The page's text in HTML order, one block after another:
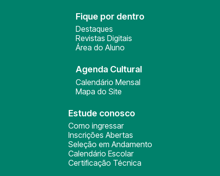
Fique por dentro
Destaques
Revistas Digitais
Área do Aluno
Agenda Cultural
Calendário Mensal
Mapa do Site
Estude conosco
Como ingressar
Inscrições Abertas
Seleção em Andamento
Calendário Escolar
Certificação Técnica